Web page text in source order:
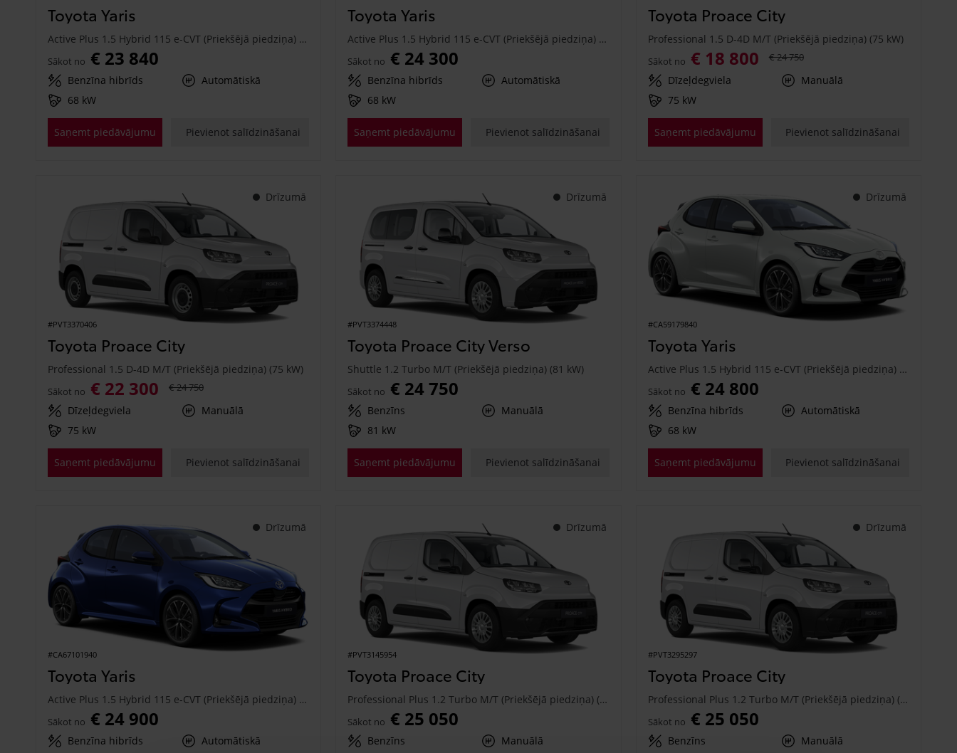
Toyota Yaris
Active Plus 1.5 Hybrid 115 e-CVT (Priekšējā piedziņa) (68 kW)
Sākot no € 23 840
Benzīna hibrīds
Automātiskā
68 kW
Saņemt piedāvājumu Pievienot salīdzināšanai
Toyota Yaris
Active Plus 1.5 Hybrid 115 e-CVT (Priekšējā piedziņa) (68 kW)
Sākot no € 24 300
Benzīna hibrīds
Automātiskā
68 kW
Saņemt piedāvājumu Pievienot salīdzināšanai
Toyota Proace City
Professional 1.5 D-4D M/T (Priekšējā piedziņa) (75 kW)
Sākot no € 18 800 € 24 750
Dīzeļdegviela
Manuālā
75 kW
Saņemt piedāvājumu Pievienot salīdzināšanai
Drīzumā
#PVT3370406
Toyota Proace City
Professional 1.5 D-4D M/T (Priekšējā piedziņa) (75 kW)
Sākot no € 22 300 € 24 750
Dīzeļdegviela
Manuālā
75 kW
Saņemt piedāvājumu Pievienot salīdzināšanai
Drīzumā
#PVT3374448
Toyota Proace City Verso
Shuttle 1.2 Turbo M/T (Priekšējā piedziņa) (81 kW)
Sākot no € 24 750
Benzīns
Manuālā
81 kW
Saņemt piedāvājumu Pievienot salīdzināšanai
Drīzumā
#CA59179840
Toyota Yaris
Active Plus 1.5 Hybrid 115 e-CVT (Priekšējā piedziņa) (68 kW)
Sākot no € 24 800
Benzīna hibrīds
Automātiskā
68 kW
Saņemt piedāvājumu Pievienot salīdzināšanai
Drīzumā
#CA67101940
Toyota Yaris
Active Plus 1.5 Hybrid 115 e-CVT (Priekšējā piedziņa) (68 kW)
Sākot no € 24 900
Benzīna hibrīds
Automātiskā
Drīzumā
#PVT3145954
Toyota Proace City
Professional Plus 1.2 Turbo M/T (Priekšējā piedziņa) (81 kW)
Sākot no € 25 050
Benzīns
Manuālā
Drīzumā
#PVT3295297
Toyota Proace City
Professional Plus 1.2 Turbo M/T (Priekšējā piedziņa) (81 kW)
Sākot no € 25 050
Benzīns
Manuālā